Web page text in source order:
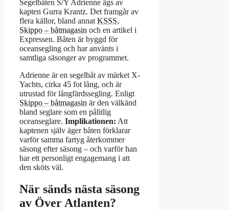
Segelbåten S/Y Adrienne ägs av
kapten Gurra Krantz. Det framgår av
flera källor, bland annat KSSS,
Skippo – båtmagasin och en artikel i
Expressen. Båten är byggd för
oceansegling och har använts i
samtliga säsonger av programmet.
Adrienne är en segelbåt av märket X-
Yachts, cirka 45 fot lång, och är
utrustad för långfärdssegling. Enligt
Skippo – båtmagasin är den välkänd
bland seglare som en pålitlig
oceanseglare. Implikationen: Att
kaptenen själv äger båten förklarar
varför samma fartyg återkommer
säsong efter säsong – och varför han
har ett personligt engagemang i att
den sköts väl.
När sänds nästa säsong
av Över Atlanten?